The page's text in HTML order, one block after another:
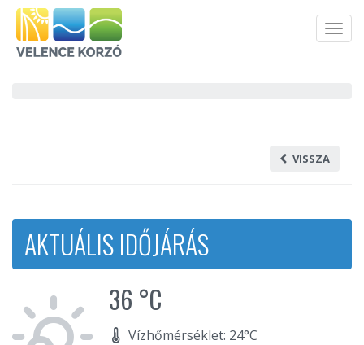
VISSZA
AKTUÁLIS IDŐJÁRÁS
36 °C
Vízhőmérséklet: 24°C